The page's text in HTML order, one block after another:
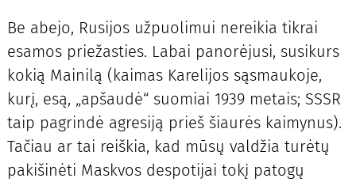
Be abejo, Rusijos užpuolimui nereikia tikrai
esamos priežasties. Labai panorėjusi, susikurs
kokią Mainilą (kaimas Karelijos sąsmaukoje,
kurį, esą, „apšaudė“ suomiai 1939 metais; SSSR
taip pagrindė agresiją prieš šiaurės kaimynus).
Tačiau ar tai reiškia, kad mūsų valdžia turėtų
pakišinėti Maskvos despotijai tokį patogų